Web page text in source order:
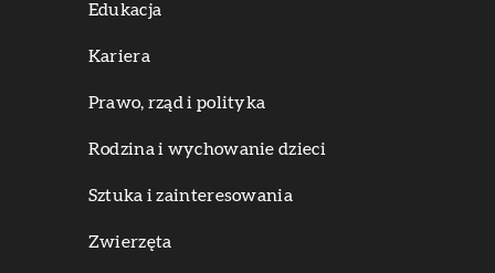
Edukacja
Kariera
Prawo, rząd i polityka
Rodzina i wychowanie dzieci
Sztuka i zainteresowania
Zwierzęta